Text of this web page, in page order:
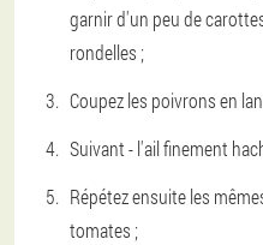
garnir d'un peu de
rondelles ;
Coupez les poivrons en
Suivant - l'ail finement
Répétez ensuite les
tomates ;